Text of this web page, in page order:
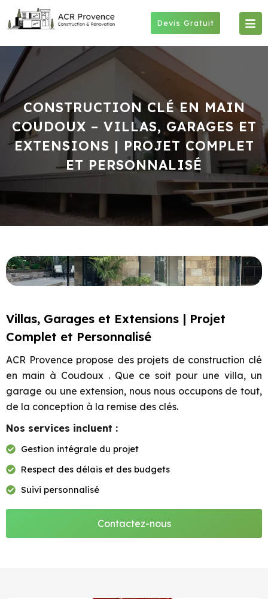
Devis Gratuit
CONSTRUCTION CLÉ EN MAIN
COUDOUX – VILLAS, GARAGES ET
EXTENSIONS | PROJET COMPLET
ET PERSONNALISÉ
Villas, Garages et Extensions | Projet
Complet et Personnalisé
ACR Provence propose des projets de construction clé
en main à Coudoux . Que ce soit pour une villa, un
garage ou une extension, nous nous occupons de tout,
de la conception à la remise des clés.
Nos services incluent :
Gestion intégrale du projet
Respect des délais et des budgets
Suivi personnalisé
Contactez-nous